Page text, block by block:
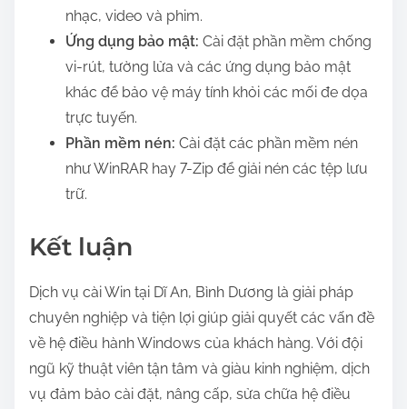
nhạc, video và phim.
Ứng dụng bảo mật: Cài đặt phần mềm chống
vi-rút, tường lửa và các ứng dụng bảo mật
khác để bảo vệ máy tính khỏi các mối đe dọa
trực tuyến.
Phần mềm nén: Cài đặt các phần mềm nén
như WinRAR hay 7-Zip để giải nén các tệp lưu
trữ.
Kết luận
Dịch vụ cài Win tại Dĩ An, Bình Dương là giải pháp
chuyên nghiệp và tiện lợi giúp giải quyết các vấn đề
về hệ điều hành Windows của khách hàng. Với đội
ngũ kỹ thuật viên tận tâm và giàu kinh nghiệm, dịch
vụ đảm bảo cài đặt, nâng cấp, sửa chữa hệ điều